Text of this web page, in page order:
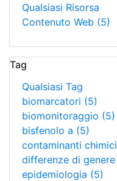
Qualsiasi Risorsa
Contenuto Web (5)
Tag
Qualsiasi Tag
biomarcatori (5)
biomonitoraggio (5)
bisfenolo a (5)
contaminanti chimici
differenze di genere
epidemiologia (5)